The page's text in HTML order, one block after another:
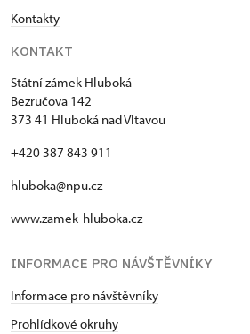
Kontakty
KONTAKT
Státní zámek Hluboká
Bezručova 142
373 41 Hluboká nad Vltavou
+420 387 843 911
hluboka@npu.cz
www.zamek-hluboka.cz
INFORMACE PRO NÁVŠTĚVNÍKY
Informace pro návštěvníky
Prohlídkové okruhy